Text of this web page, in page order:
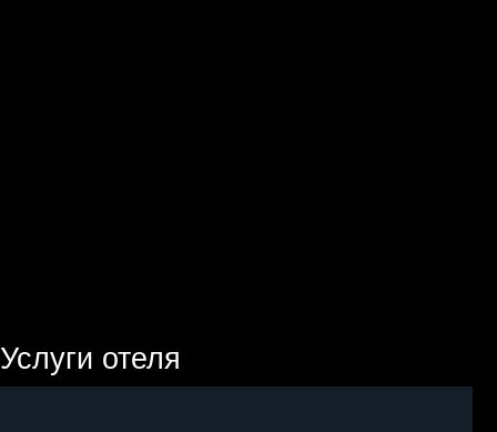
Услуги отеля